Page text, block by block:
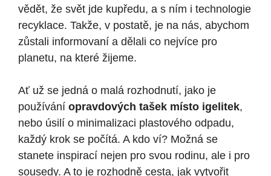
vědět, že svět jde kupředu, a s ním i technologie
recyklace. Takže, v postatě, je na nás, abychom
zůstali informovaní a dělali co nejvíce pro
planetu, na které žijeme.
Ať už se jedná o malá rozhodnutí, jako je
používání opravdových tašek místo igelitek,
nebo úsilí o minimalizaci plastového odpadu,
každý krok se počítá. A kdo ví? Možná se
stanete inspirací nejen pro svou rodinu, ale i pro
sousedy. A to je rozhodně cesta, jak vytvořit